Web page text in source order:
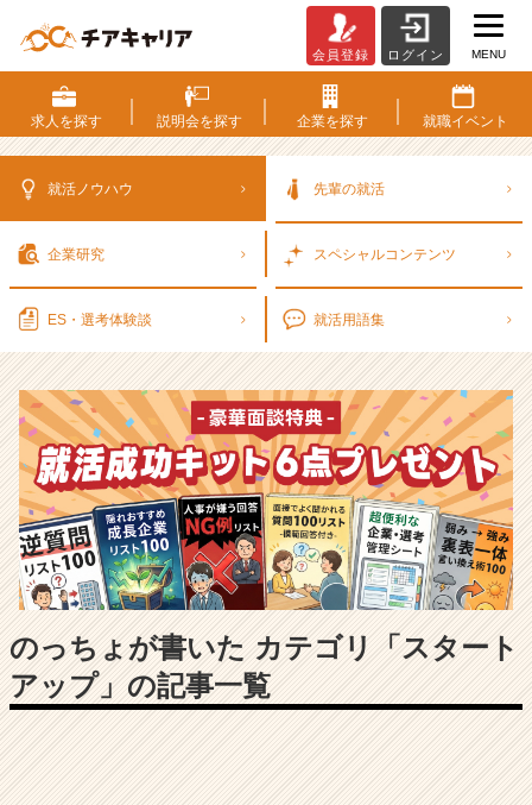
考
対
策・
ウ
ベ
ン
チ
ャ
ー・
成
長
企
業
か
ら
ス
カ
ウ
会員登録 ログイン MENU
求人を探す 説明会を探す 企業を探す 就職イベント
就活ノウハウ 先輩の就活
企業研究 スペシャルコンテンツ
ES・選考体験談 就活用語集
のっちょが書いた カテゴリ「スタート
アップ」の記事一覧